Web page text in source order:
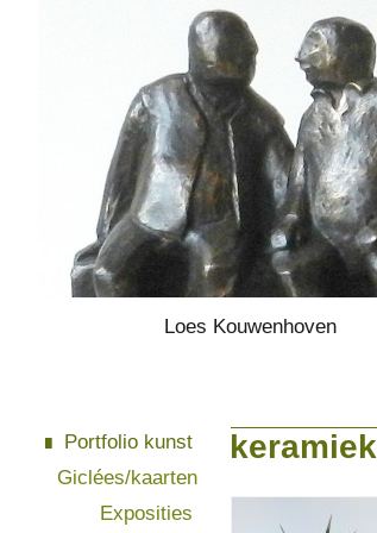
Loes Kouwenhoven
Portfolio kunst
Giclées/kaarten
Exposities
keramiek